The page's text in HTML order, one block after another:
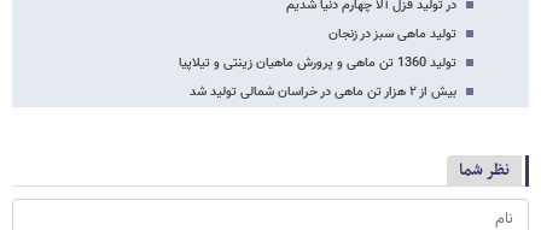
در تولید قزل آلا چهارم دنیا شدیم
تولید ماهی سبز در زنجان
تولید 1360 تن ماهی و پرورش ماهیان زینتی و تیلاپیا
بیش از ۲ هزار تن ماهی در خراسان شمالی تولید شد
نظر شما